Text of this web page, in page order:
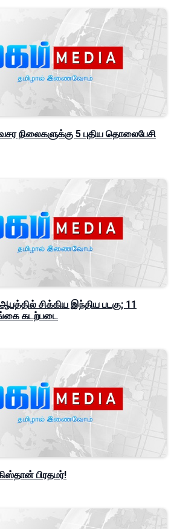
நிலைகளுக்கு 5 புதிய தொலைபேசி
சிக்கிய இந்திய படகு; 11
கடற்படை
பிரதமர்!